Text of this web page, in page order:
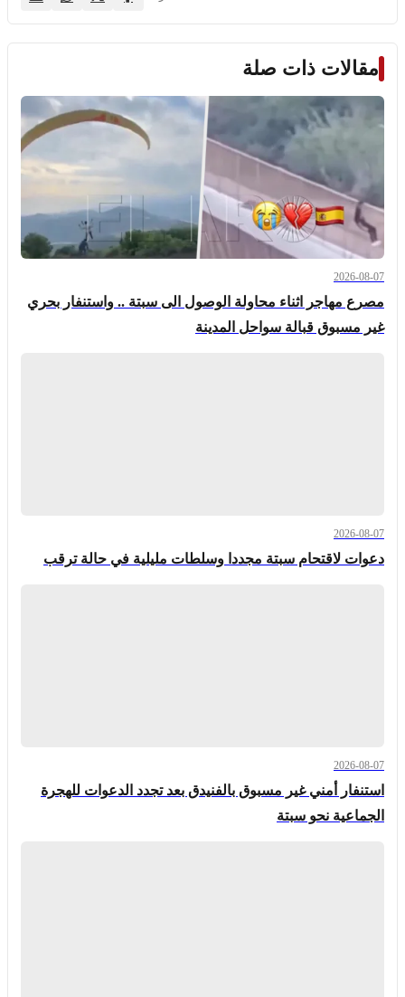
مقالات ذات صلة
2026-08-07
مصرع مهاجر اثناء محاولة الوصول الى سبتة .. واستنفار بحري
غير مسبوق قبالة سواحل المدينة
2026-08-07
دعوات لاقتحام سبتة مجددا وسلطات مليلية في حالة ترقب
2026-08-07
استنفار أمني غير مسبوق بالفنيدق بعد تجدد الدعوات للهجرة
الجماعية نحو سبتة